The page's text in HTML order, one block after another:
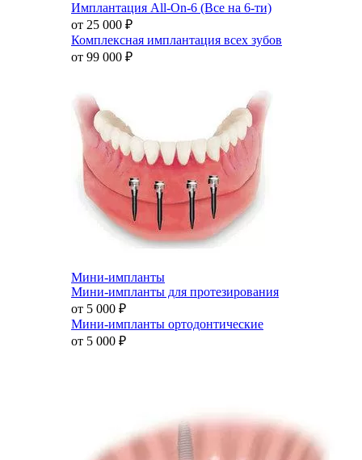
Имплантация All-On-6 (Все на 6-ти)
от 25 000 ₽
Комплексная имплантация всех зубов
от 99 000 ₽
Мини-импланты
Мини-импланты для протезирования
от 5 000 ₽
Мини-импланты ортодонтические
от 5 000 ₽